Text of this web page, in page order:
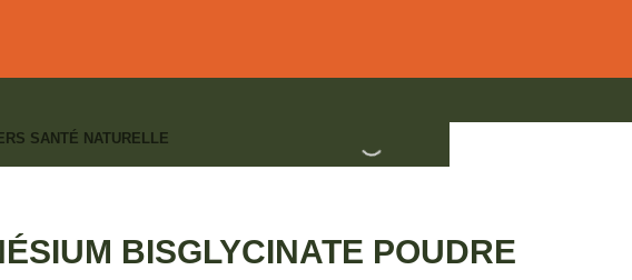
SANTÉ NATURELLE
BISGLYCINATE POUDRE